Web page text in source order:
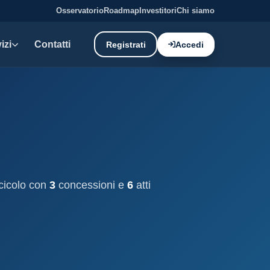
OsservatorioRoadmap InvestitoriChi siamo
Contatti Registrati Accedi
con 3 concessioni e 6 atti